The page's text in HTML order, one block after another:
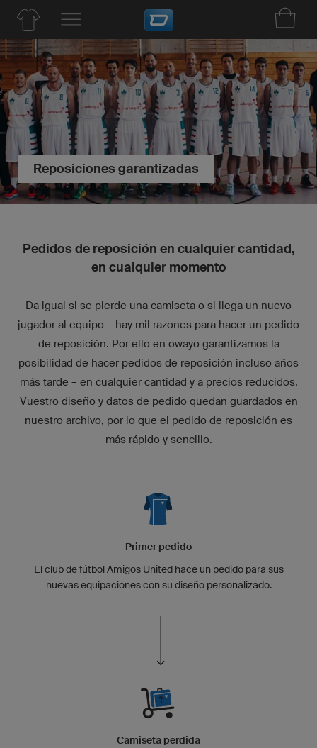
Reposiciones garantizadas
Pedidos de reposición en cualquier cantidad,
en cualquier momento
Da igual si se pierde una camiseta o si llega un nuevo
jugador al equipo – hay mil razones para hacer un pedido
de reposición. Por ello en owayo garantizamos la
posibilidad de hacer pedidos de reposición incluso años
más tarde – en cualquier cantidad y a precios reducidos.
Vuestro diseño y datos de pedido quedan guardados en
nuestro archivo, por lo que el pedido de reposición es
más rápido y sencillo.
Primer pedido
El club de fútbol Amigos United hace un pedido para sus
nuevas equipaciones con su diseño personalizado.
Camiseta perdida